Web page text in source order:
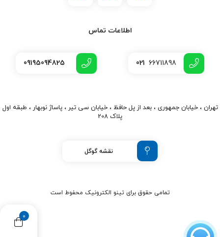
0
اطلاعات تماس
021 66711898
09195094825
تهران ، خیابان جمهوری ، بعد از پل حافظ ، خیابان سی تیر ، پاساژ نوبهار ، طبقه اول
پلاک 208
نقشه گوگل
تمامی حقوق برای تینو الکترونیک محفوط است